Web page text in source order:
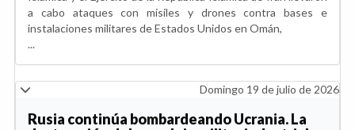
a cabo ataques con misiles y drones contra bases e
instalaciones militares de Estados Unidos en Omán,
...
Domingo 19 de julio de 2026
Rusia continúa bombardeando Ucrania. La